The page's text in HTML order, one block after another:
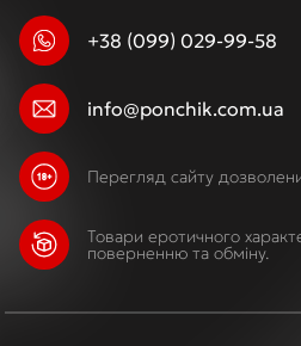
+38 (099) 029-99-58
info@ponchik.com.ua
Перегляд сайту
Товари еротичного
поверненню та обміну.